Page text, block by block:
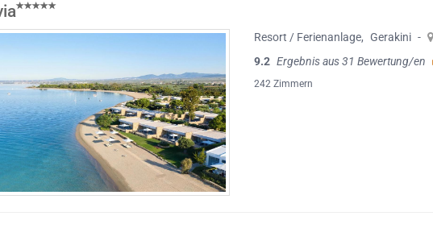
Resort / Ferienanlage, Gerakini -
9.2 Ergebnis aus 31 Bewertung/en
242 Zimmern